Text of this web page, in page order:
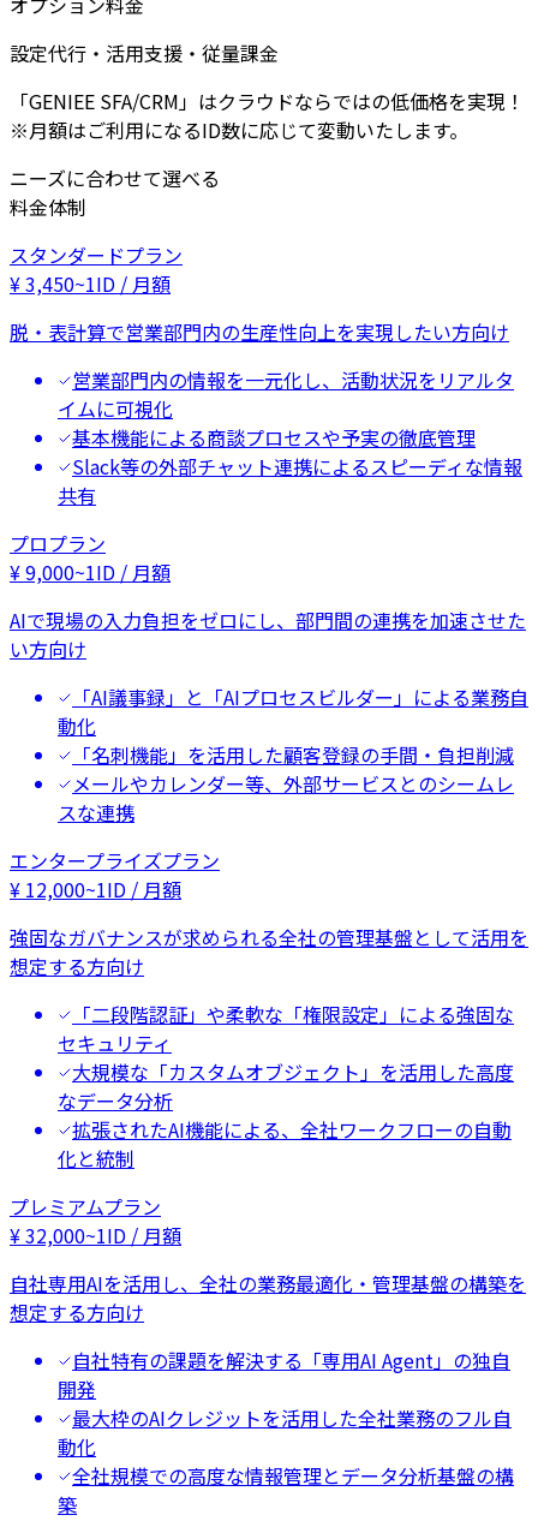
設定代行・活用支援・従量課金
「GENIEE SFA/CRM」はクラウドならではの低価格を実現！
※月額はご利用になるID数に応じて変動いたします。
ニーズに合わせて選べる
料金体制
スタンダードプラン
¥3,450~1ID / 月額
脱・表計算で営業部門内の生産性向上を実現したい方向け
営業部門内の情報を一元化し、活動状況をリアルタ
イムに可視化
基本機能による商談プロセスや予実の徹底管理
Slack等の外部チャット連携によるスピーディな情報
共有
プロプラン
¥9,000~1ID / 月額
AIで現場の入力負担をゼロにし、部門間の連携を加速させた
い方向け
「AI議事録」と「AIプロセスビルダー」による業務自
動化
「名刺機能」を活用した顧客登録の手間・負担削減
メールやカレンダー等、外部サービスとのシームレ
スな連携
エンタープライズプラン
¥ 12,000~1ID / 月額
強固なガバナンスが求められる全社の管理基盤として活用を
想定する方向け
「二段階認証」や柔軟な「権限設定」による強固な
セキュリティ
大規模な「カスタムオブジェクト」を活用した高度
なデータ分析
拡張されたAI機能による、全社ワークフローの自動
化と統制
プレミアムプラン
¥32,000~1ID / 月額
自社専用AIを活用し、全社の業務最適化・管理基盤の構築を
想定する方向け
自社特有の課題を解決する「専用AI Agent」の独自
開発
最大枠のAIクレジットを活用した全社業務のフル自
動化
全社規模での高度な情報管理とデータ分析基盤の構
築